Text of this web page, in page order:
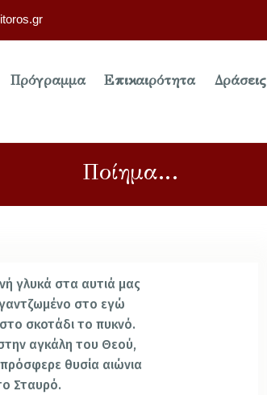
Πρόγραμμα Επικαιρότητα Δράσεις
Ποίημα…
γλυκά στα αυτιά μας
γαντζωμένο στο εγώ
σκοτάδι το πυκνό.
αγκάλη του Θεού,
πρόσφερε θυσία αιώνια
Σταυρό.